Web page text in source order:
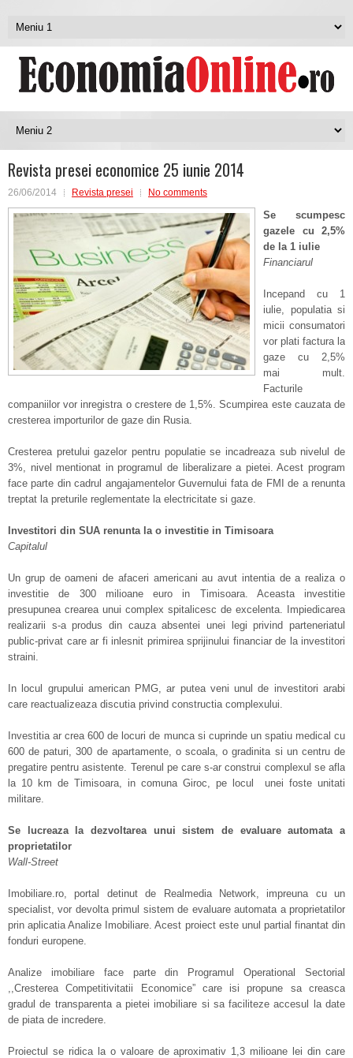
Revista presei economice 25 iunie 2014
26/06/2014 Revista presei No comments
Se scumpesc
gazele cu 2,5%
de la 1 iulie
Financiarul
Incepand cu 1
iulie, populatia si
micii consumatori
vor plati factura la
gaze cu 2,5%
mai mult.
Facturile
companiilor vor inregistra o crestere de 1,5%. Scumpirea este cauzata de
cresterea importurilor de gaze din Rusia.
Cresterea pretului gazelor pentru populatie se incadreaza sub nivelul de
3%, nivel mentionat in programul de liberalizare a pietei. Acest program
face parte din cadrul angajamentelor Guvernului fata de FMI de a renunta
treptat la preturile reglementate la electricitate si gaze.
Investitori din SUA renunta la o investitie in Timisoara
Capitalul
Un grup de oameni de afaceri americani au avut intentia de a realiza o
investitie de 300 milioane euro in Timisoara. Aceasta investitie
presupunea crearea unui complex spitalicesc de excelenta. Impiedicarea
realizarii s-a produs din cauza absentei unei legi privind parteneriatul
public-privat care ar fi inlesnit primirea sprijinului financiar de la investitori
straini.
In locul grupului american PMG, ar putea veni unul de investitori arabi
care reactualizeaza discutia privind constructia complexului.
Investitia ar crea 600 de locuri de munca si cuprinde un spatiu medical cu
600 de paturi, 300 de apartamente, o scoala, o gradinita si un centru de
pregatire pentru asistente. Terenul pe care s-ar construi complexul se afla
la 10 km de Timisoara, in comuna Giroc, pe locul unei foste unitati
militare.
Se lucreaza la dezvoltarea unui sistem de evaluare automata a
proprietatilor
Wall-Street
Imobiliare.ro, portal detinut de Realmedia Network, impreuna cu un
specialist, vor devolta primul sistem de evaluare automata a proprietatilor
prin aplicatia Analize Imobiliare. Acest proiect este unul partial finantat din
fonduri europene.
Analize imobiliare face parte din Programul Operational Sectorial
,,Cresterea Competitivitatii Economice” care isi propune sa creasca
gradul de transparenta a pietei imobiliare si sa faciliteze accesul la date
de piata de incredere.
Proiectul se ridica la o valoare de aproximativ 1,3 milioane lei din care